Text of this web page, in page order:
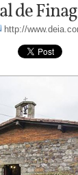
de
http://